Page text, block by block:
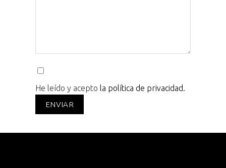
He leído y acepto la política de privacidad.